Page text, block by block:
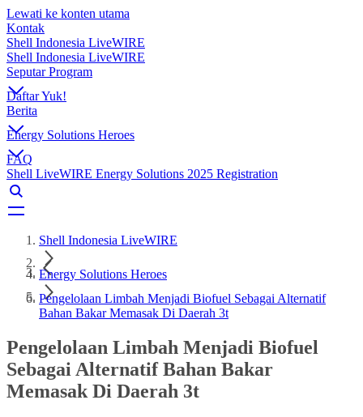
Lewati ke konten utama
Kontak
Shell Indonesia LiveWIRE
Shell Indonesia LiveWIRE
Seputar Program
Daftar Yuk!
Berita
Energy Solutions Heroes
FAQ
Shell LiveWIRE Energy Solutions 2025 Registration
Shell Indonesia LiveWIRE
Energy Solutions Heroes
Pengelolaan Limbah Menjadi Biofuel Sebagai Alternatif
Bahan Bakar Memasak Di Daerah 3t
Pengelolaan Limbah Menjadi Biofuel
Sebagai Alternatif Bahan Bakar
Memasak Di Daerah 3t